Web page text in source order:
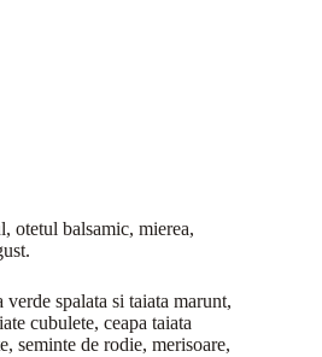
otetul balsamic, mierea,
spalata si taiata marunt,
cubulete, ceapa taiata
seminte de rodie, merisoare,